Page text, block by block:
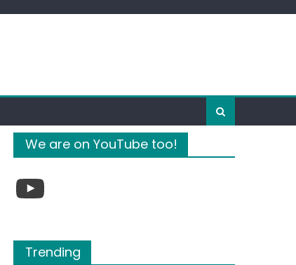
We are on YouTube too!
YouTube
Trending